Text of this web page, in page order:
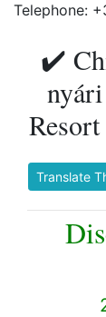
Telephone:
✔️
Translate